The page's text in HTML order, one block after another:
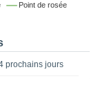
Point de rosée
prochains jours